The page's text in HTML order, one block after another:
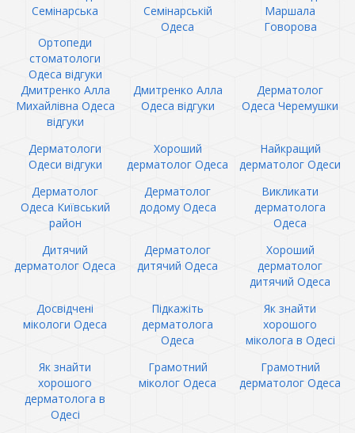
Семінарська
Семінарській
Одеса
Маршала
Говорова
Ортопеди
стоматологи
Одеса відгуки
Дмитренко Алла
Михайлівна Одеса
відгуки
Дмитренко Алла
Одеса відгуки
Дерматолог
Одеса Черемушки
Дерматологи
Одеси відгуки
Хороший
дерматолог Одеса
Найкращий
дерматолог Одеси
Дерматолог
Одеса Київський
район
Дерматолог
додому Одеса
Викликати
дерматолога
Одеса
Дитячий
дерматолог Одеса
Дерматолог
дитячий Одеса
Хороший
дерматолог
дитячий Одеса
Досвідчені
мікологи Одеса
Підкажіть
дерматолога
Одеса
Як знайти
хорошого
міколога в Одесі
Як знайти
хорошого
дерматолога в
Одесі
Грамотний
міколог Одеса
Грамотний
дерматолог Одеса